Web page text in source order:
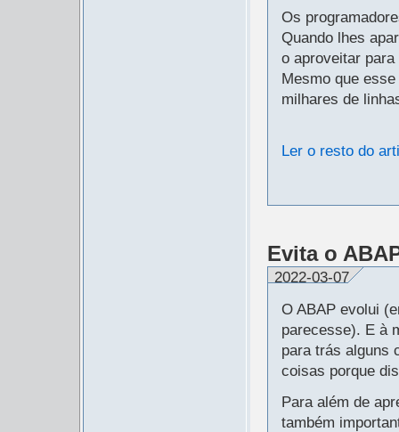
Os
Quando lhes
o aproveitar
Mesmo que
milhares de
Ler o resto do
Evita o
2022-03-07
O ABAP evolui
parecesse). E à
para trás alguns
coisas porque
Para além de
também